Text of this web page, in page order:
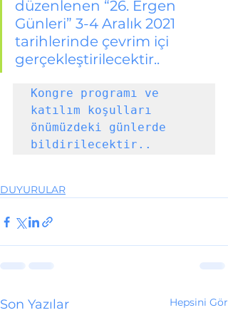
düzenlenen “26. Ergen
Günleri” 3-4 Aralık 2021
tarihlerinde çevrim içi
gerçekleştirilecektir..
Kongre programı ve
katılım koşulları
önümüzdeki günlerde
bildirilecektir..
DUYURULAR
Son Yazılar Hepsini Gör